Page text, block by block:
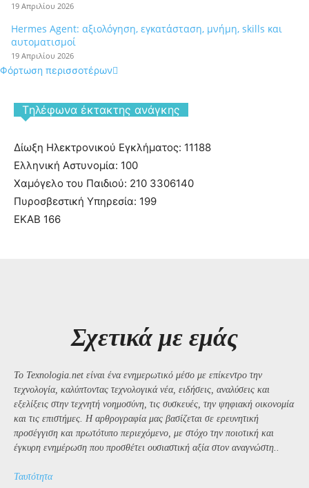
19 Απριλίου 2026
Hermes Agent: αξιολόγηση, εγκατάσταση, μνήμη, skills και
αυτοματισμοί
19 Απριλίου 2026
Φόρτωση περισσοτέρων
Tηλέφωνα έκτακτης ανάγκης
Δίωξη Ηλεκτρονικού Εγκλήματος: 11188
Ελληνική Αστυνομία: 100
Χαμόγελο του Παιδιού: 210 3306140
Πυροσβεστική Υπηρεσία: 199
ΕΚΑΒ 166
Σχετικά με εμάς
Το Texnologia.net είναι ένα ενημερωτικό μέσο με επίκεντρο την
τεχνολογία, καλύπτοντας τεχνολογικά νέα, ειδήσεις, αναλύσεις και
εξελίξεις στην τεχνητή νοημοσύνη, τις συσκευές, την ψηφιακή οικονομία
και τις επιστήμες. Η αρθρογραφία μας βασίζεται σε ερευνητική
προσέγγιση και πρωτότυπο περιεχόμενο, με στόχο την ποιοτική και
έγκυρη ενημέρωση που προσθέτει ουσιαστική αξία στον αναγνώστη..
Ταυτότητα